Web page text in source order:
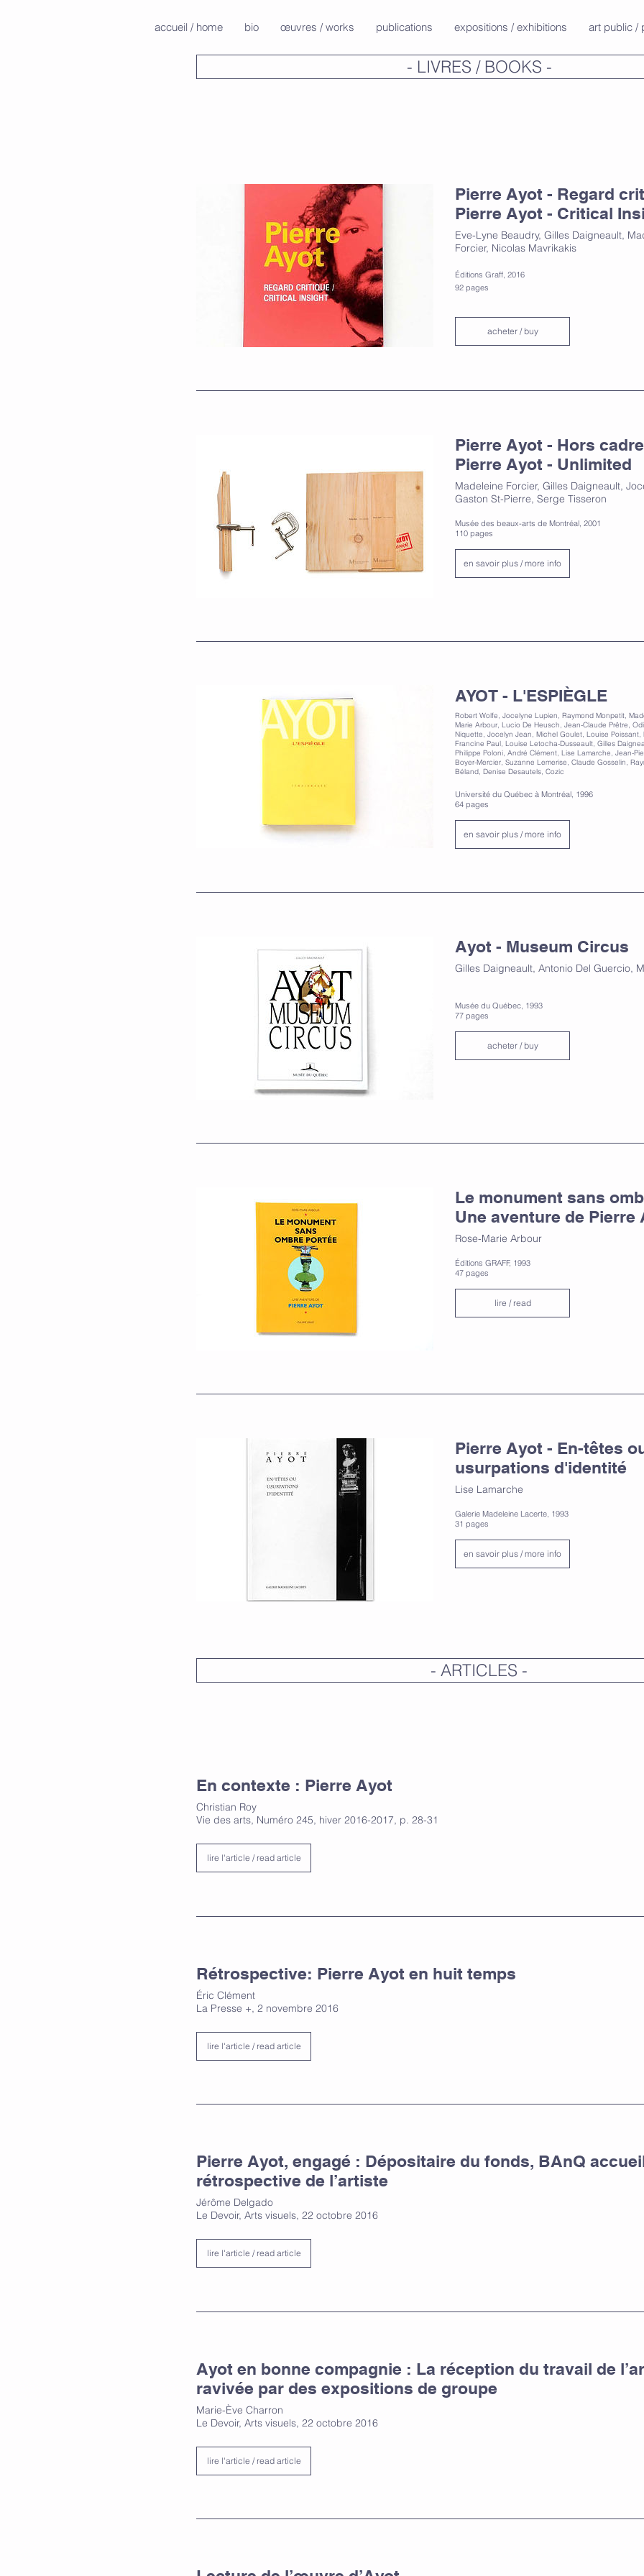
accueil / home bio œuvres / works publications expositions / exhibitions art public /
- LIVRES / BOOKS -
- ARTICLES -
Pierre Ayot - Regard
Pierre Ayot - Critical
Eve-Lyne Beaudry, Gilles Daigneault,
Forcier, Nicolas Mavrikakis
Éditions Graff, 2016
92 pages
acheter / buy
Pierre Ayot - Hors
Pierre Ayot - Unlimited
Madeleine Forcier, Gilles Daigneault,
Gaston St-Pierre, Serge Tisseron
Musée des beaux-arts de Montréal, 2001
110 pages
en savoir plus / more info
AYOT - L'ESPIÈGLE
Robert Wolfe, Jocelyne Lupien, Raymond Monpetit,
Marie Arbour, Lucio De Heusch, Jean-Claude Prêtre,
Niquette, Jocelyn Jean, Michel Goulet, Louise
Francine Paul, Louise Letocha-Dusseault, Gilles
Philippe Poloni, André Clément, Lise Lamarche, Jean-
Boyer-Mercier, Suzanne Lemerise, Claude Gosselin,
Béland, Denise Desautels, Cozic
Université du Québec à Montréal, 1996
64 pages
en savoir plus / more info
Ayot - Museum Circus
Gilles Daigneault, Antonio Del Guercio,
Musée du Québec, 1993
77 pages
acheter / buy
Le monument sans
Une aventure de Pierre
Rose-Marie Arbour
Éditions GRAFF, 1993
47 pages
lire / read
Pierre Ayot - En-têtes
usurpations d'identité
Lise Lamarche
Galerie Madeleine Lacerte, 1993
31 pages
en savoir plus / more info
En contexte : Pierre Ayot
Christian Roy
Vie des arts, Numéro 245, hiver 2016-2017, p. 28-31
lire l'article / read article
Rétrospective: Pierre Ayot en huit temps
Éric Clément
La Presse +, 2 novembre 2016
lire l'article / read article
Pierre Ayot, engagé : Dépositaire du fonds, BAnQ
rétrospective de l’artiste
Jérôme Delgado
Le Devoir, Arts visuels, 22 octobre 2016
lire l'article / read article
Ayot en bonne compagnie : La réception du travail de
ravivée par des expositions de groupe
Marie-Ève Charron
Le Devoir, Arts visuels, 22 octobre 2016
lire l'article / read article